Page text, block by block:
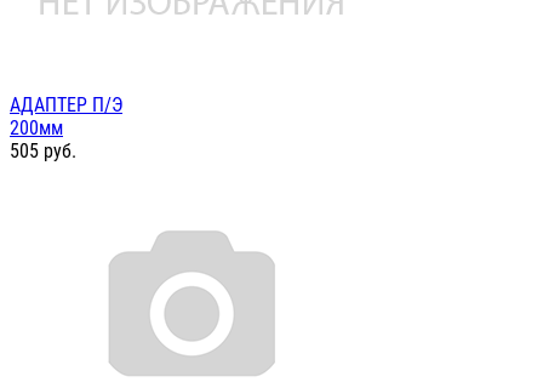
АДАПТЕР П/Э
200мм
505 руб.